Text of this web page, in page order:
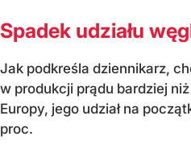
Spadek udziału
Jak podkreśla dziennikarz,
w produkcji prądu bardziej
Europy, jego udział na
proc.